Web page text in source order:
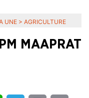
UNE > AGRICULTURE
MAAPRAT